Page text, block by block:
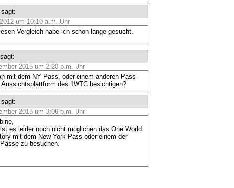
sagt:
um 10:10 a.m. Uhr
Vergleich habe ich schon lange gesucht.
sagt:
2015 um 2:20 p.m. Uhr
mit dem NY Pass, oder einem anderen Pass
Aussichtsplattform des 1WTC besichtigen?
sagt:
2015 um 3:06 p.m. Uhr
es leider noch nicht möglichen das One World
mit dem New York Pass oder einem der
zu besuchen.